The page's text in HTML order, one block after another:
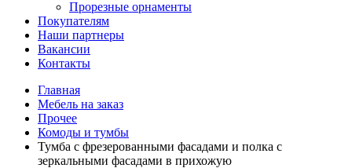
Прорезные орнаменты
Покупателям
Наши партнеры
Вакансии
Контакты
Главная
Мебель на заказ
Прочее
Комоды и тумбы
Тумба с фрезерованными фасадами и полка с
зеркальными фасадами в прихожую